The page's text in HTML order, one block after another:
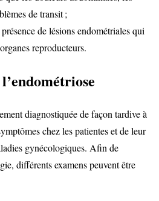
de transit ;
de lésions endométriales qui
reproducteurs.
diagnostiquée de façon tardive à
chez les patientes et de leur
gynécologiques. Afin de
différents examens peuvent être